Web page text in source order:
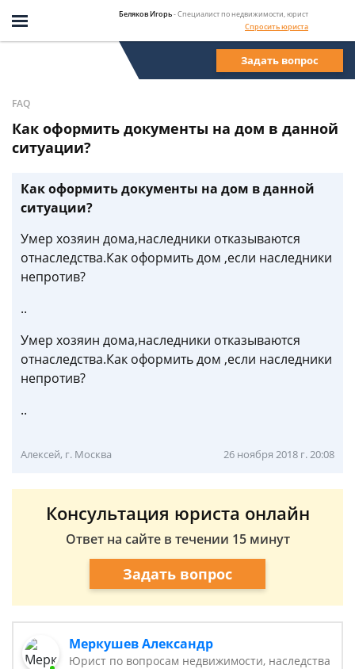
Беляков Игорь- Специалист по недвижимости, юрист
Спросить юриста
Задать вопрос
FAQ
Как оформить документы на дом в данной
ситуации?
Как оформить документы на дом в данной
ситуации?
Умер хозяин дома,наследники отказываются
отнаследства.Как оформить дом ,если наследники
непротив?
..
Умер хозяин дома,наследники отказываются
отнаследства.Как оформить дом ,если наследники
непротив?
..
Алексей, г. Москва 26 ноября 2018 г. 20:08
Консультация юриста онлайн
Ответ на сайте в течении 15 минут
Задать вопрос
Меркушев Александр
Юрист по вопросам недвижимости, наследства